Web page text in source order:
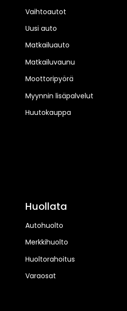
Vaihtoautot
Uusi auto
Matkailuauto
Matkailuvaunu
Moottoripyörä
Myynnin lisäpalvelut
Huutokauppa
Huollata
Autohuolto
Merkkihuolto
Huoltorahoitus
Varaosat